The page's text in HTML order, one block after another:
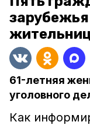
61-летняя
уголовного
Как